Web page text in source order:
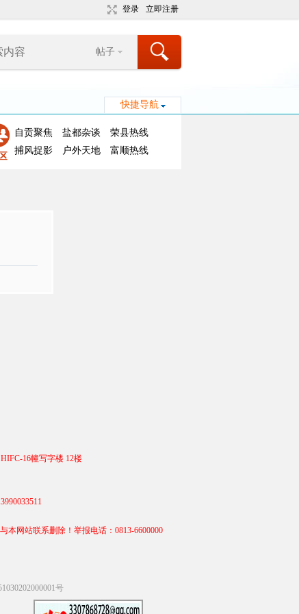
登录 立即注册
帖子
快捷导航
自贡聚焦 盐都杂谈
荣县热线
捕风捉影
户外天地 富顺热线
16幢写字楼 12楼
网站联系删除！举报电话：0813-6600000
号